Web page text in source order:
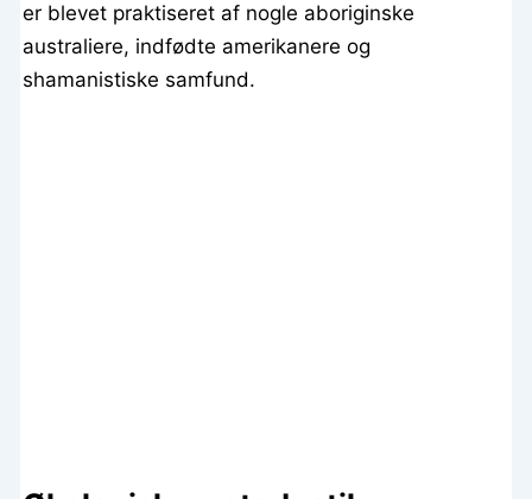
er blevet praktiseret af nogle aboriginske
australiere, indfødte amerikanere og
shamanistiske samfund.